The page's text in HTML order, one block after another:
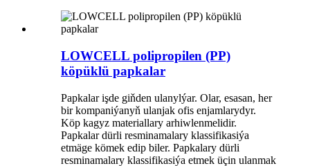
LOWCELL polipropilen (PP)
köpüklü papkalar
Papkalar işde giňden ulanylýar. Olar, esasan, her
bir kompaniýanyň ulanjak ofis enjamlarydyr.
Köp kagyz materiallary arhiwlenmelidir.
Papkalar dürli resminamalary klassifikasiýa
etmäge kömek edip biler. Papkalary dürli
resminamalary klassifikasiýa etmek üçin ulanmak